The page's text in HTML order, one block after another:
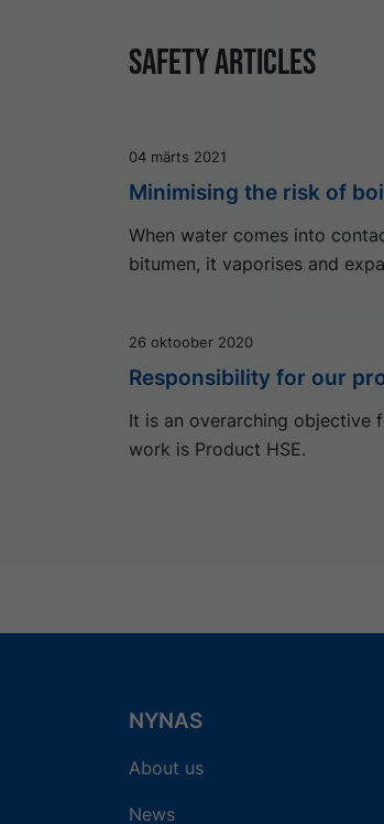
Safety articles
04 märts 2021
Minimising the risk of
When water comes into
bitumen, it vaporises and
26 oktoober 2020
Responsibility for our
It is an overarching objective
work is Product HSE.
NYNAS
About us
News